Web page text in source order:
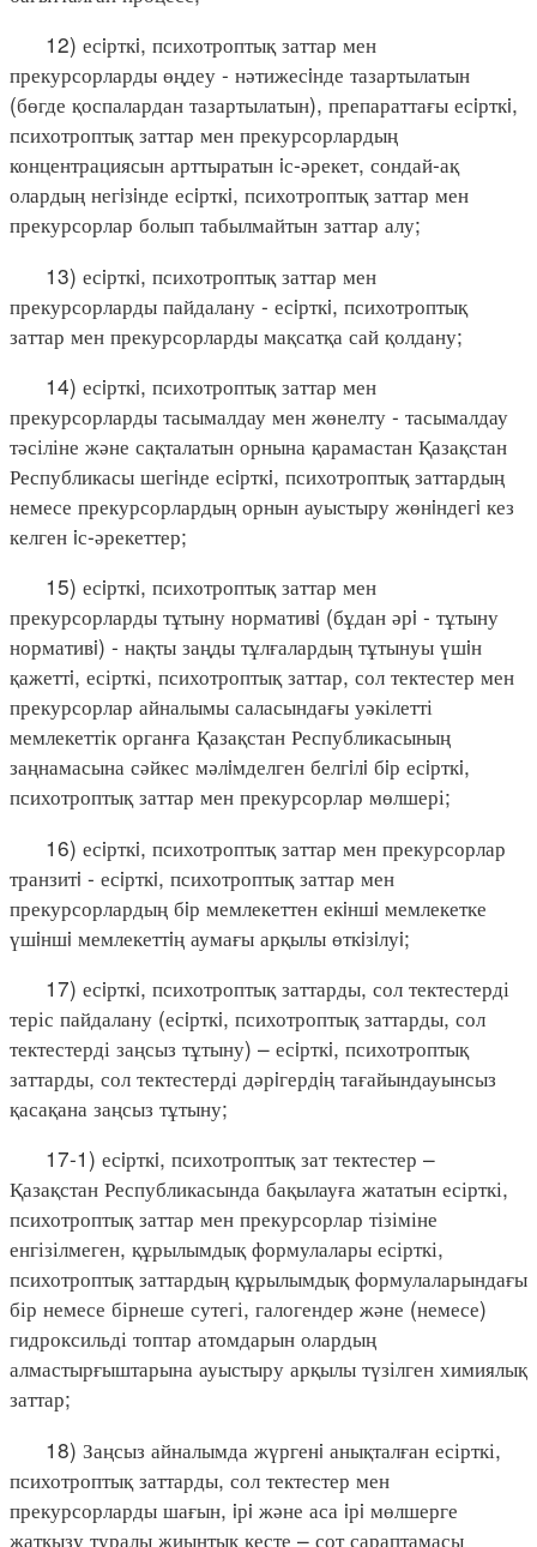
12) есiрткi, психотроптық заттар мен
прекурсорларды өңдеу - нәтижесiнде тазартылатын
(бөгде қоспалардан тазартылатын), препараттағы есiрткi,
психотроптық заттар мен прекурсорлардың
концентрациясын арттыратын iс-әрекет, сондай-ақ
олардың негiзiнде есiрткi, психотроптық заттар мен
прекурсорлар болып табылмайтын заттар алу;
13) есiрткi, психотроптық заттар мен
прекурсорларды пайдалану - есiрткi, психотроптық
заттар мен прекурсорларды мақсатқа сай қолдану;
14) есiрткi, психотроптық заттар мен
прекурсорларды тасымалдау мен жөнелту - тасымалдау
тәсіліне және сақталатын орнына қарамастан Қазақстан
Республикасы шегiнде есiрткi, психотроптық заттардың
немесе прекурсорлардың орнын ауыстыру жөнiндегi кез
келген iс-әрекеттер;
15) есiрткi, психотроптық заттар мен
прекурсорларды тұтыну нормативi (бұдан әрi - тұтыну
нормативi) - нақты заңды тұлғалардың тұтынуы үшiн
қажеттi, есірткі, психотроптық заттар, сол тектестер мен
прекурсорлар айналымы саласындағы уәкілетті
мемлекеттік органға Қазақстан Республикасының
заңнамасына сәйкес мәлiмделген белгiлi бiр есiрткi,
психотроптық заттар мен прекурсорлар мөлшері;
16) есiрткi, психотроптық заттар мен прекурсорлар
транзитi - есiрткi, психотроптық заттар мен
прекурсорлардың бiр мемлекеттен екiншi мемлекетке
үшiншi мемлекеттiң аумағы арқылы өткiзiлуi;
17) есiрткi, психотроптық заттарды, сол тектестерді
теріс пайдалану (есiрткi, психотроптық заттарды, сол
тектестерді заңсыз тұтыну) – есiрткi, психотроптық
заттарды, сол тектестерді дәрiгердiң тағайындауынсыз
қасақана заңсыз тұтыну;
17-1) есiрткi, психотроптық зат тектестер –
Қазақстан Республикасында бақылауға жататын есірткі,
психотроптық заттар мен прекурсорлар тізіміне
енгізілмеген, құрылымдық формулалары есірткі,
психотроптық заттардың құрылымдық формулаларындағы
бір немесе бірнеше сутегі, галогендер және (немесе)
гидроксильді топтар атомдарын олардың
алмастырғыштарына ауыстыру арқылы түзілген химиялық
заттар;
18) Заңсыз айналымда жүргенi анықталған есірткі,
психотроптық заттарды, сол тектестер мен
прекурсорларды шағын, iрi және аса iрi мөлшерге
жатқызу туралы жиынтық кесте – сот сараптамасы